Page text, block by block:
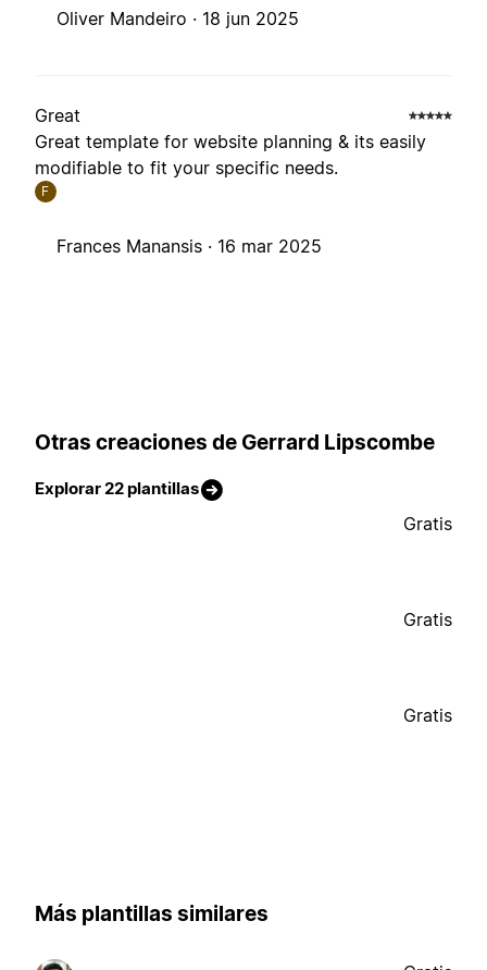
Oliver Mandeiro · 18 jun 2025
Great
Great template for website planning & its easily
modifiable to fit your specific needs.
F
Frances Manansis · 16 mar 2025
Otras creaciones de Gerrard Lipscombe
Explorar 22 plantillas
Gratis
Gratis
Gratis
Más plantillas similares